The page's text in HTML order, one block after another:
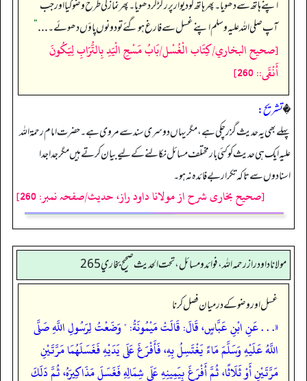
اپنے ہاتھ سے دھویا۔ پھر ہاتھ کو دیوار پر رگڑ کر دھویا۔ پھر نماز کی طرح وضو کیا اور جب
آپ صلی اللہ علیہ وسلم اپنے غسل سے فارغ ہو گئے تو دونوں پاؤں دھوئے۔ . . .“
[صحيح البخاري/كِتَاب الْغُسْل/بَابُ مَسْحِ الْيَدِ بِالتُّرَابِ لِيَكُونَ
أَنْقَى:: 260]
�تشریح:
پہلے بھی یہ حدیث گزر چکی ہے، مگر یہاں دوسری سند سے مروی ہے۔ حضرت امام رحمۃ اللہ
علیہ ایک ہی حدیث کو کئی بار مختلف مسائل نکالنے کے لیے بیان کرتے ہیں مگر جدا جدا
اسنادوں سے تاکہ تکرار بے فائدہ نہ ہو۔
[صحیح بخاری شرح از مولانا داود راز، حدیث/صفحہ نمبر: 260]
مولانا داود راز رحمه الله، فوائد و مسائل، تحت الحديث صحيح بخاري 265
غسل اور وضو کے درمیان فصل کرنا
«. . . عَنِ ابْنِ عَبَّاسٍ، قَالَ: قَالَتْ مَيْمُونَةُ: " وَضَعْتُ لِرَسُولِ اللَّهِ صَلَّى
اللَّهُ عَلَيْهِ وَسَلَّمَ مَاءً يَغْتَسِلُ بِهِ، فَأَفْرَغَ عَلَى يَدَيْهِ فَغَسَلَهُمَا مَرَّتَيْنِ
مَرَّتَيْنِ أَوْ ثَلَاثًا، ثُمَّ أَفْرَغَ بِيَمِينِهِ عَلَى شِمَالِهِ فَغَسَلَ مَذَاكِيرَهُ، ثُمَّ دَلَكَ